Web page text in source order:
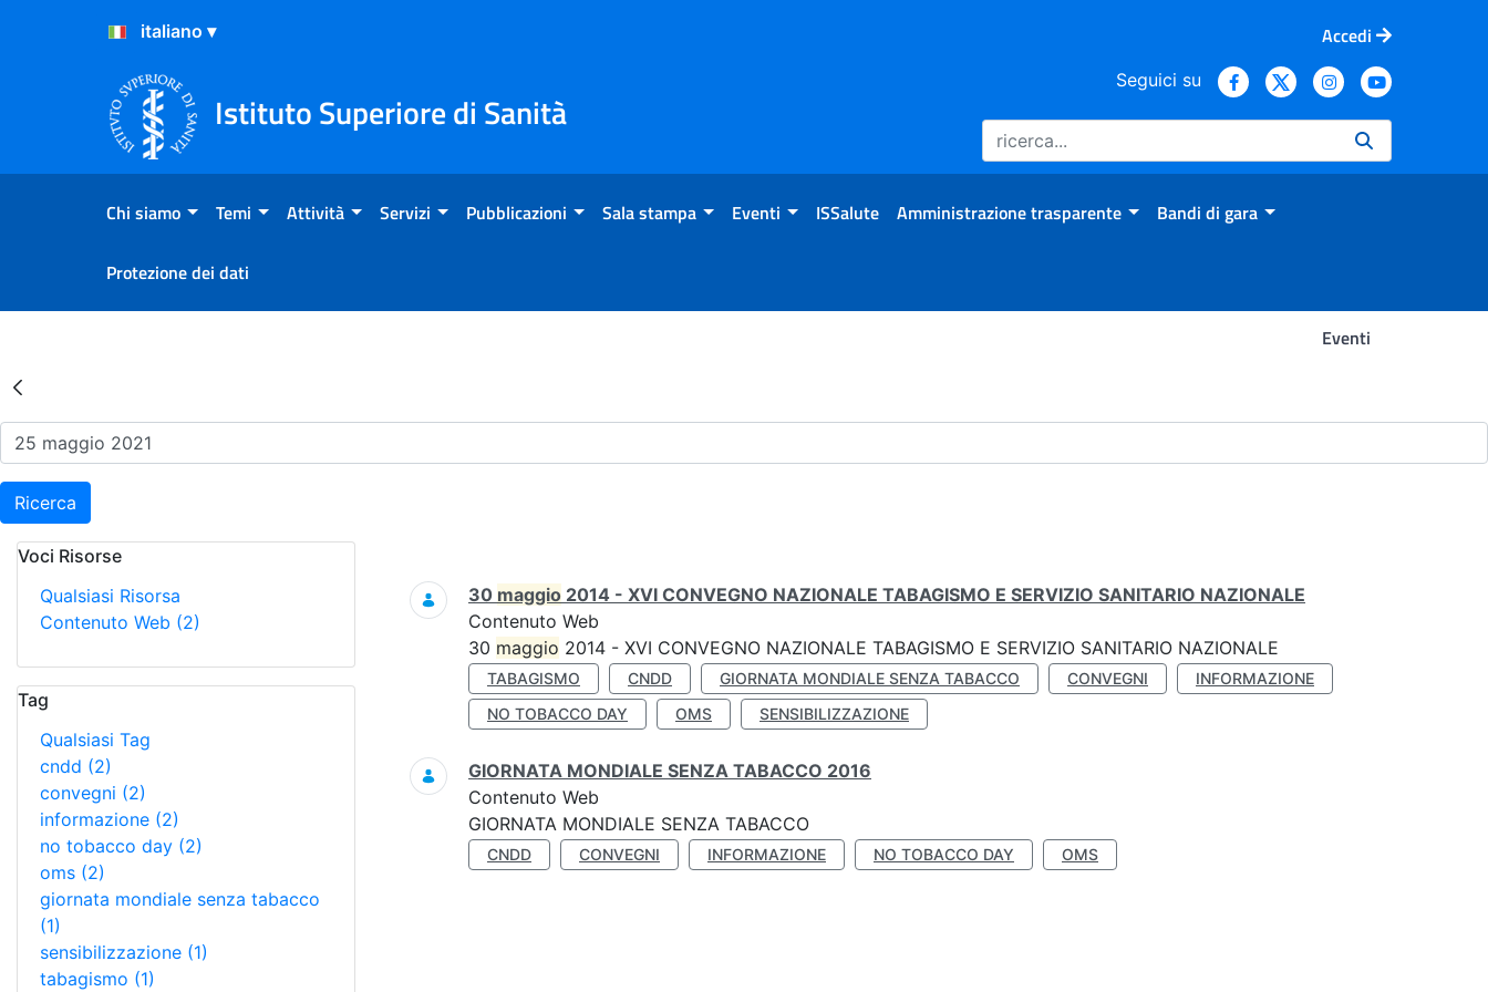
Salta al Contenuto
Salta al Footer
Accedi
Istituto Superiore di Sanità
Seguici su
Chi siamo Temi Attività Servizi Pubblicazioni Sala stampa Eventi ISSalute Amministrazione trasparente Bandi di gara
Protezione dei dati
Eventi
Risultati della Ricerca - Eventi
Ricerca
Voci Risorse
Qualsiasi Risorsa
Contenuto Web (2)
Tag
Qualsiasi Tag
cndd (2)
convegni (2)
informazione (2)
no tobacco day (2)
oms (2)
giornata mondiale senza tabacco
(1)
sensibilizzazione (1)
tabagismo (1)
Ricerca
30 maggio 2014 - XVI CONVEGNO NAZIONALE TABAGISMO E SERVIZIO SANITARIO NAZIONALE
Contenuto Web
30 maggio 2014 - XVI CONVEGNO NAZIONALE TABAGISMO E SERVIZIO SANITARIO NAZIONALE
TABAGISMO CNDD GIORNATA MONDIALE SENZA TABACCO CONVEGNI
INFORMAZIONE
NO TOBACCO DAY
OMS SENSIBILIZZAZIONE
GIORNATA MONDIALE SENZA TABACCO 2016
Contenuto Web
GIORNATA MONDIALE SENZA TABACCO
CNDD CONVEGNI INFORMAZIONE NO TOBACCO DAY OMS